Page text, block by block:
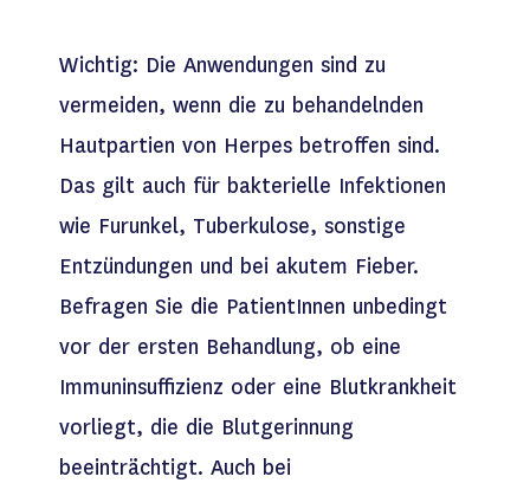
Wichtig: Die Anwendungen sind zu
vermeiden, wenn die zu behandelnden
Hautpartien von Herpes betroffen sind.
Das gilt auch für bakterielle Infektionen
wie Furunkel, Tuberkulose, sonstige
Entzündungen und bei akutem Fieber.
Befragen Sie die PatientInnen unbedingt
vor der ersten Behandlung, ob eine
Immuninsuffizienz oder eine Blutkrankheit
vorliegt, die die Blutgerinnung
beeinträchtigt. Auch bei